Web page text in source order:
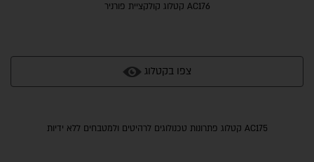
AC176 קטלוג קולקציית פורניר
צפו בקטלוג
AC175 קטלוג פתרונות טכנולוגים לרהיטים ולמטבחים ללא ידיות